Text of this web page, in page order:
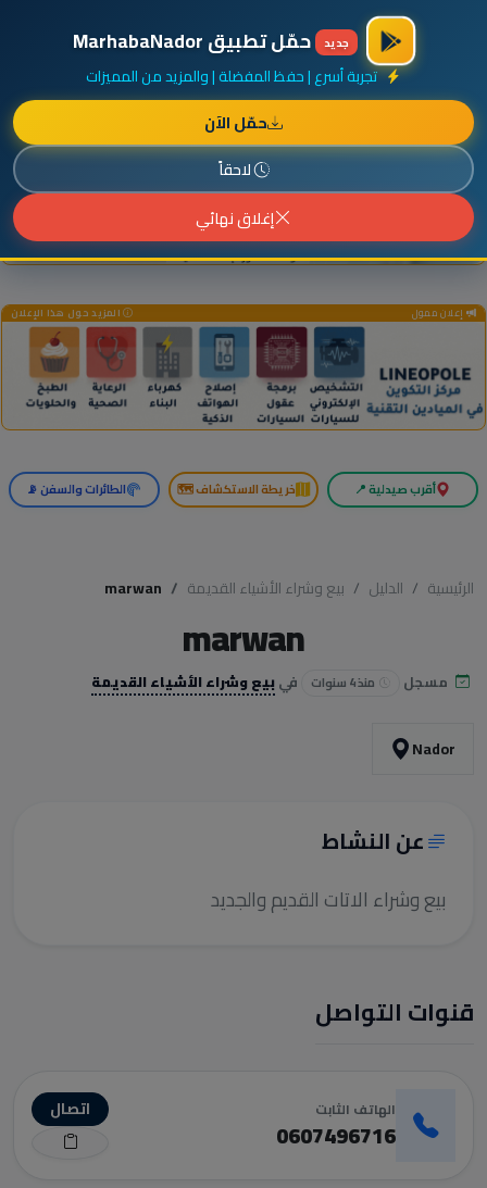
أضف نشاطك مجاناً
جديد حمّل تطبيق MarhabaNador
تجربة أسرع | حفظ المفضلة | والمزيد من المميزات
حمّل الآن
لاحقاً
إغلاق نهائي
إعلان ممول المزيد حول هذا الإعلان
إعلان ممول المزيد حول هذا الإعلان
أقرب صيدلية 📍 خريطة الاستكشاف 🗺️ الطائرات والسفن 📡
الرئيسية الدليل بيع وشراء الأشياء القديمة marwan
marwan
مسجل منذ 4 سنوات فيبيع وشراء الأشياء القديمة
Nador
عن النشاط
بيع وشراء الاتات القديم والجديد
قنوات التواصل
الهاتف الثابت
0607496716
اتصال